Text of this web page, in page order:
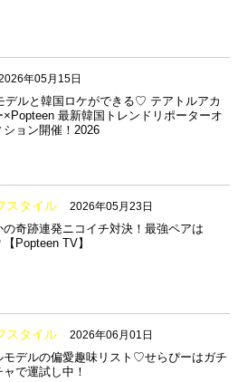
年05月15日
デルと韓国ロケができる♡ テアトルアカ
×Popteen 最新韓国トレンドリポーターオ
ション開催！2026
スタイル 2026年05月23日
の奇跡連発ニコイチ対決！最強ペアは
Popteen TV】
スタイル 2026年06月01日
モデルの偏愛趣味リスト♡せらぴーはガチ
ャで運試し中！